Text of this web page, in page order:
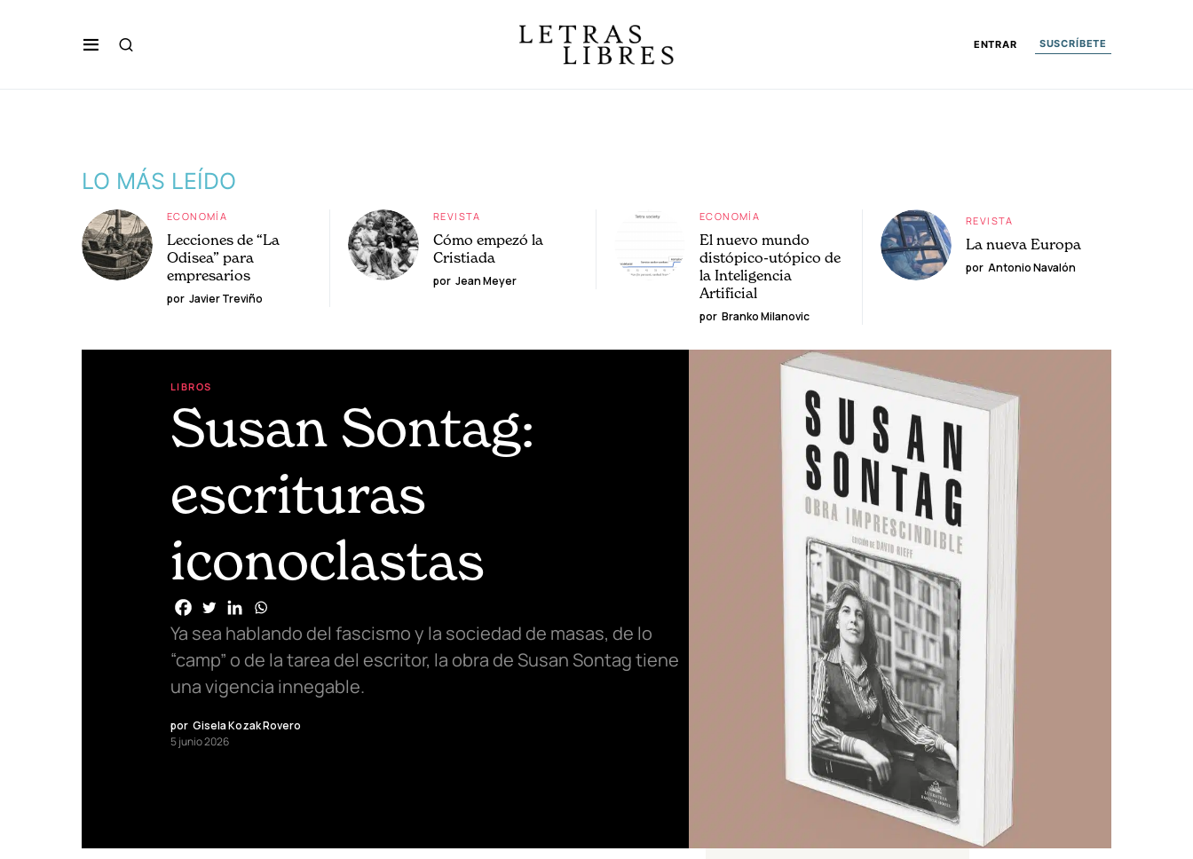
ENTRAR SUSCRÍBETE
LO MÁS LEÍDO
ECONOMÍA
Lecciones de “La
Odisea” para
empresarios
por Javier Treviño
REVISTA
Cómo empezó la
Cristiada
por Jean Meyer
ECONOMÍA
El nuevo mundo
distópico-utópico de
la Inteligencia
Artificial
por Branko Milanovic
REVISTA
La nueva Europa
por Antonio Navalón
LIBROS
Susan Sontag:
escrituras
iconoclastas
Ya sea hablando del fascismo y la sociedad de masas, de lo
“camp” o de la tarea del escritor, la obra de Susan Sontag tiene
una vigencia innegable.
por Gisela Kozak Rovero
5 junio 2026